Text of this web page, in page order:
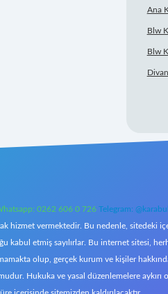
Ana
Blw
Blw
0262 606 0 726 Telegram: @karabul
hizmet vermektedir. Bu nedenle, sitedeki
etmiş sayılırlar. Bu internet sitesi,
olup, gerçek kurum ve kişiler
Hukuka ve yasal düzenlemelere